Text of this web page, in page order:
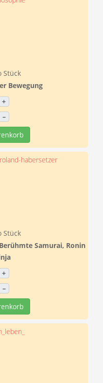
Stück
Bewegung
+
–
Stück
Samurai, Ronin
+
–